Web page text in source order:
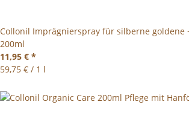
Collonil Imprägnierspray für silberne goldene
200ml
11,95 € *
59,75 € / 1 l